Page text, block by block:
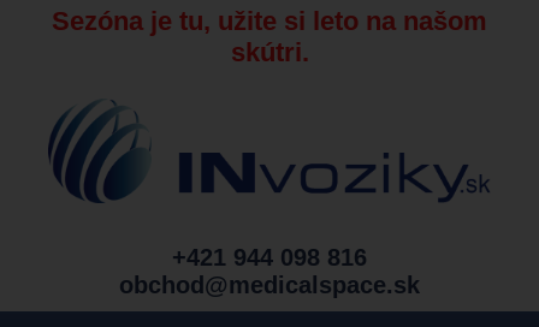
Sezóna je tu, užite si leto na našom
skútri.
+421 944 098 816
obchod@medicalspace.sk